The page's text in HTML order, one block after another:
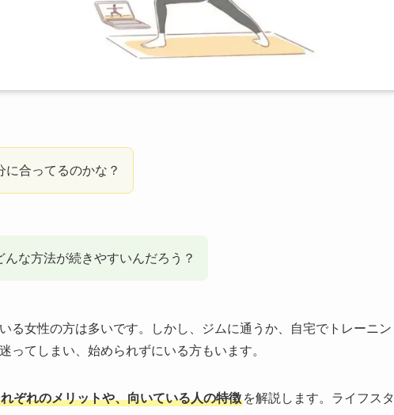
に合ってるのかな？
な方法が続きやすいんだろう？
る女性の方は多いです。しかし、ジムに通うか、自宅でトレーニン
ってしまい、始められずにいる方もいます。
ぞれのメリットや、向いている人の特徴 を解説します。ライフスタ